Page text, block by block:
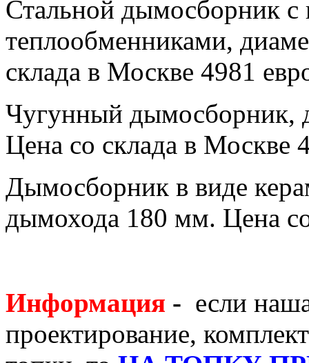
Стальной дымосборник с
теплообменниками,
склада в Москве 4981
Чугунный дымосборник,
Цена со склада в Москве
Дымосборник в виде
дымохода 180 мм. Цена
Информация - если
проектирование,